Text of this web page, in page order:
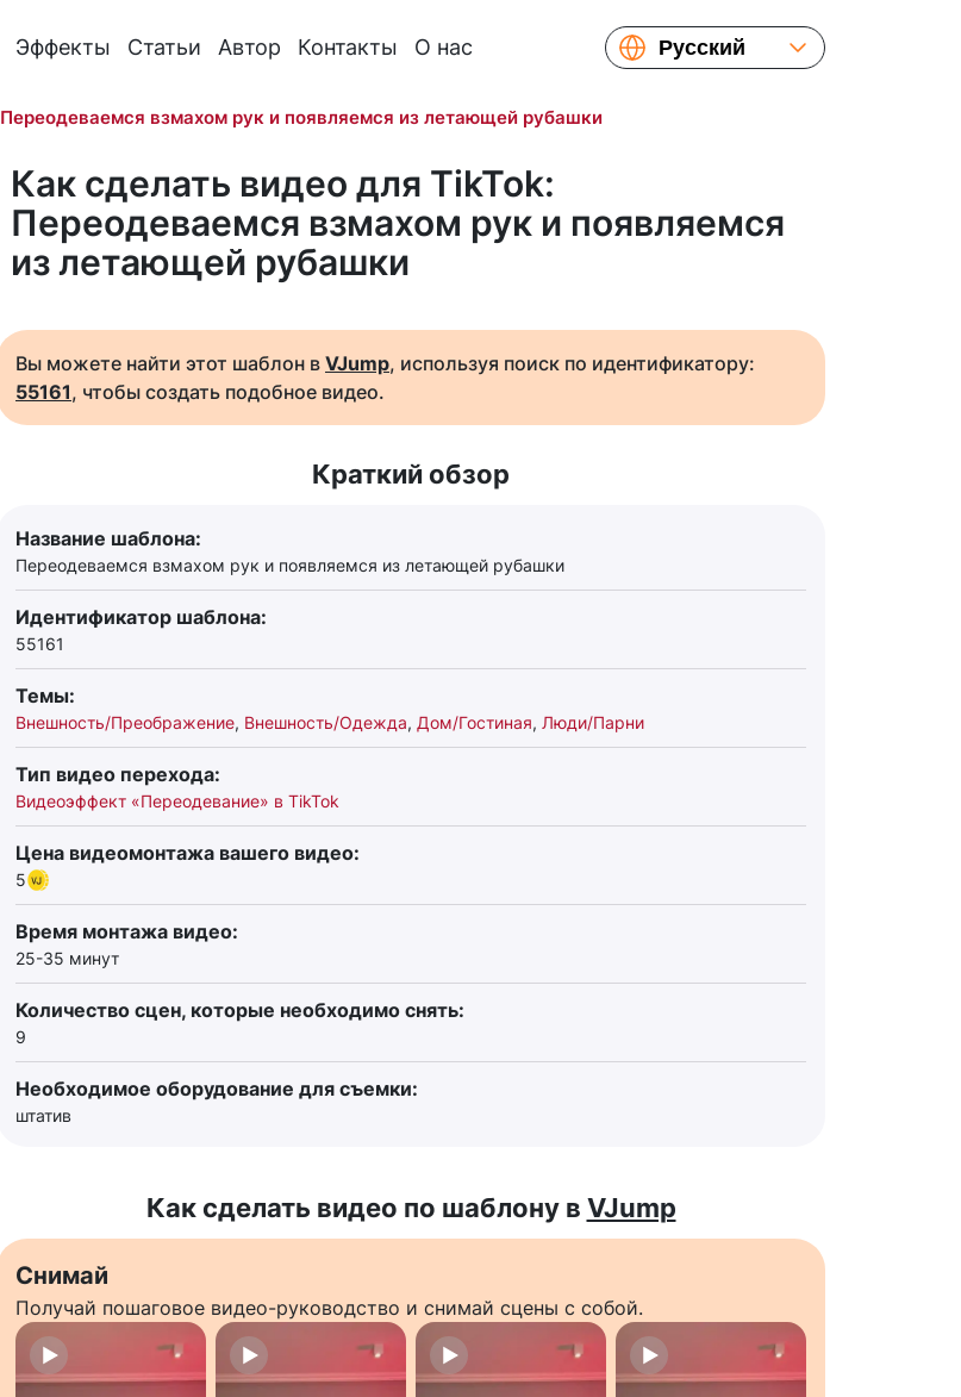
Эффекты Статьи Автор Контакты О нас
Русский
繁體中文
Переодеваемся взмахом рук и появляемся из летающей рубашки
Как сделать видео для TikTok:
Переодеваемся взмахом рук и появляемся
из летающей рубашки
Вы можете найти этот шаблон в VJump, используя поиск по идентификатору:
55161, чтобы создать подобное видео.
Краткий обзор
Название шаблона:
Переодеваемся взмахом рук и появляемся из летающей рубашки
Идентификатор шаблона:
55161
Темы:
Внешность/Преображение, Внешность/Одежда, Дом/Гостиная, Люди/Парни
Тип видео перехода:
Видеоэффект «Переодевание» в TikTok
Цена видеомонтажа вашего видео:
5
Время монтажа видео:
25-35 минут
Количество сцен, которые необходимо снять:
9
Необходимое оборудование для съемки:
штатив
Как сделать видео по шаблону в VJump
Снимай
Получай пошаговое видео-руководство и снимай сцены с собой.